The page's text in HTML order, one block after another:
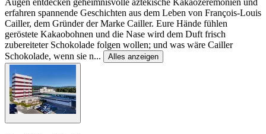
Augen entdecken geheimnisvolle aztekische Kakaozeremonien und
erfahren spannende Geschichten aus dem Leben von François-Louis
Cailler, dem Gründer der Marke Cailler. Eure Hände fühlen
geröstete Kakaobohnen und die Nase wird dem Duft frisch
zubereiteter Schokolade folgen wollen; und was wäre Cailler
Schokolade, wenn sie n... Alles anzeigen